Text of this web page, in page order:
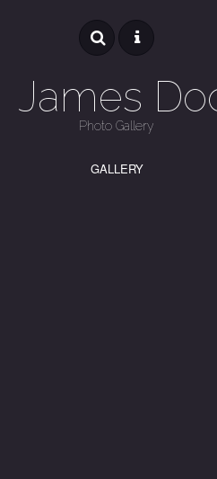
James
Photo Gallery
GALLERY